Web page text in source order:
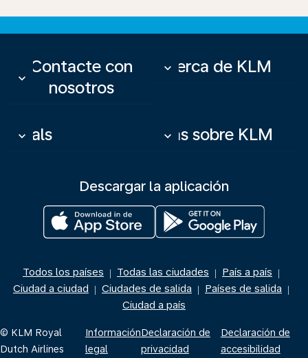
Contacte con
nosotros
keyboard_arrow_down
Acerca de KLM
keyboard_arrow_down
Deals
keyboard_arrow_down Más sobre KLM
keyboard_arrow_down
Descargar la aplicación
Todos los países | Todas las ciudades | País a país |
Ciudad a ciudad | Ciudades de salida | Países de salida |
Ciudad a país
© KLM Royal
Dutch Airlines
Información
legal
Declaración de
privacidad
Declaración de
accesibilidad